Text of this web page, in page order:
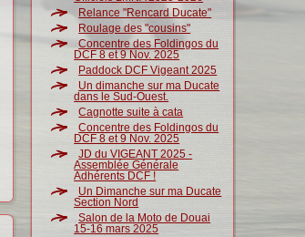
Relance "Rencard Ducate"
Roulage des "cousins"
Concentre des Foldingos du
DCF 8 et 9 Nov. 2025
Paddock DCF Vigeant 2025
Un dimanche sur ma Ducate
dans le Sud-Ouest.
Cagnotte suite à cata
Concentre des Foldingos du
DCF 8 et 9 Nov. 2025
JD du VIGEANT 2025 -
Assemblée Générale
Adhérents DCF !
Un Dimanche sur ma Ducate
Section Nord
Salon de la Moto de Douai
15-16 mars 2025